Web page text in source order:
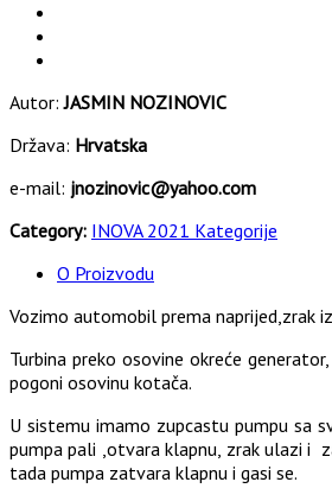
Autor:JASMIN NOZINOVIC
Država: Hrvatska
e-mail: jnozinovic@yahoo.com
Category: INOVA 2021 Kategorije
O Proizvodu
Vozimo automobil prema naprijed,zrak
Turbina preko osovine okreće
pogoni osovinu kotača.
U sistemu imamo zupcastu pumpu sa
pumpa pali ,otvara klapnu, zrak ulazi i
tada pumpa zatvara klapnu i gasi se.